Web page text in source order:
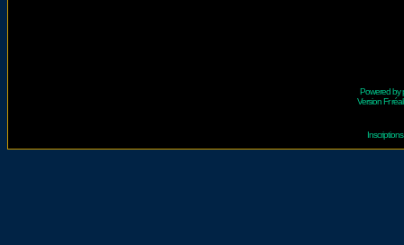
Powered by
Version Fr